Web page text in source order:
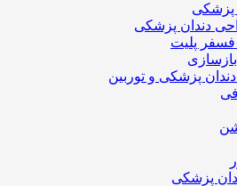
پزشکی
دندان پزشکی
فسفر پلیت
پزشکی و توربین
پزشکی